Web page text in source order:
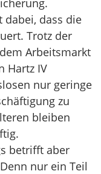
dabei, dass die
Trotz der
Arbeitsmarkt
Hartz IV
nur geringe
zu
bleiben
betrifft aber
nur ein Teil